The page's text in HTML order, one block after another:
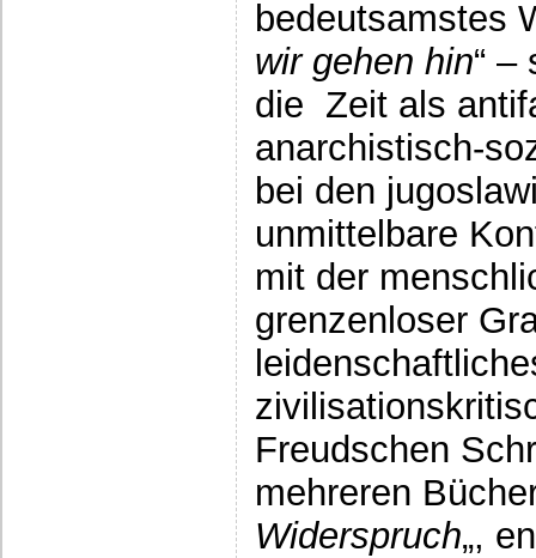
bedeutsamstes
wir gehen hin“ –
die Zeit als
anarchistisch-
bei den
unmittelbare
mit der
grenzenloser
Freudschen
mehreren
Widerspruch„,